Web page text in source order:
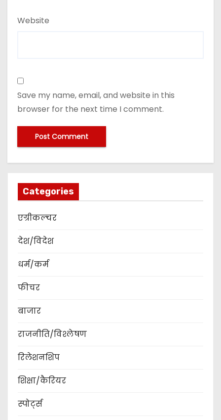
Website
Save my name, email, and website in this
browser for the next time I comment.
Categories
एग्रीकल्चर
देश/विदेश
धर्म/कर्म
फीचर
बाजार
राजनीति/विश्लेषण
रिलेशनशिप
शिक्षा/कैरियर
स्पोर्ट्स